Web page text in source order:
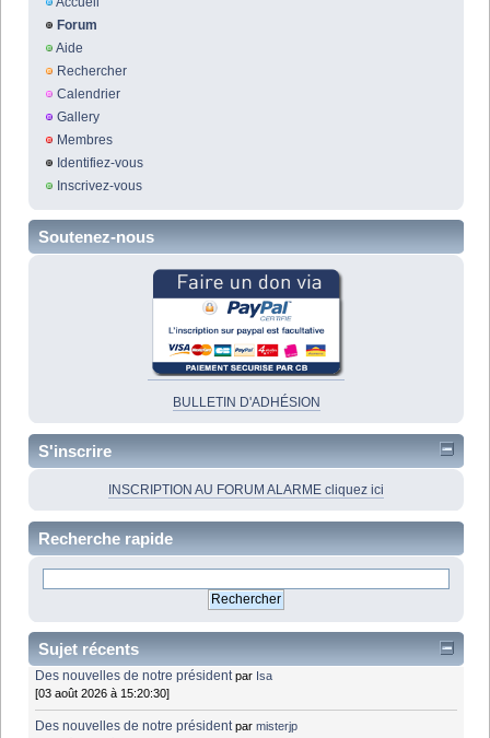
Forum
Aide
Rechercher
Calendrier
Gallery
Membres
Identifiez-vous
Inscrivez-vous
Soutenez-nous
BULLETIN D'ADHÉSION
S'inscrire
INSCRIPTION AU FORUM ALARME cliquez ici
Recherche rapide
Sujet récents
Des nouvelles de notre président par Isa
[03 août 2026 à 15:20:30]
Des nouvelles de notre président parmisterjp